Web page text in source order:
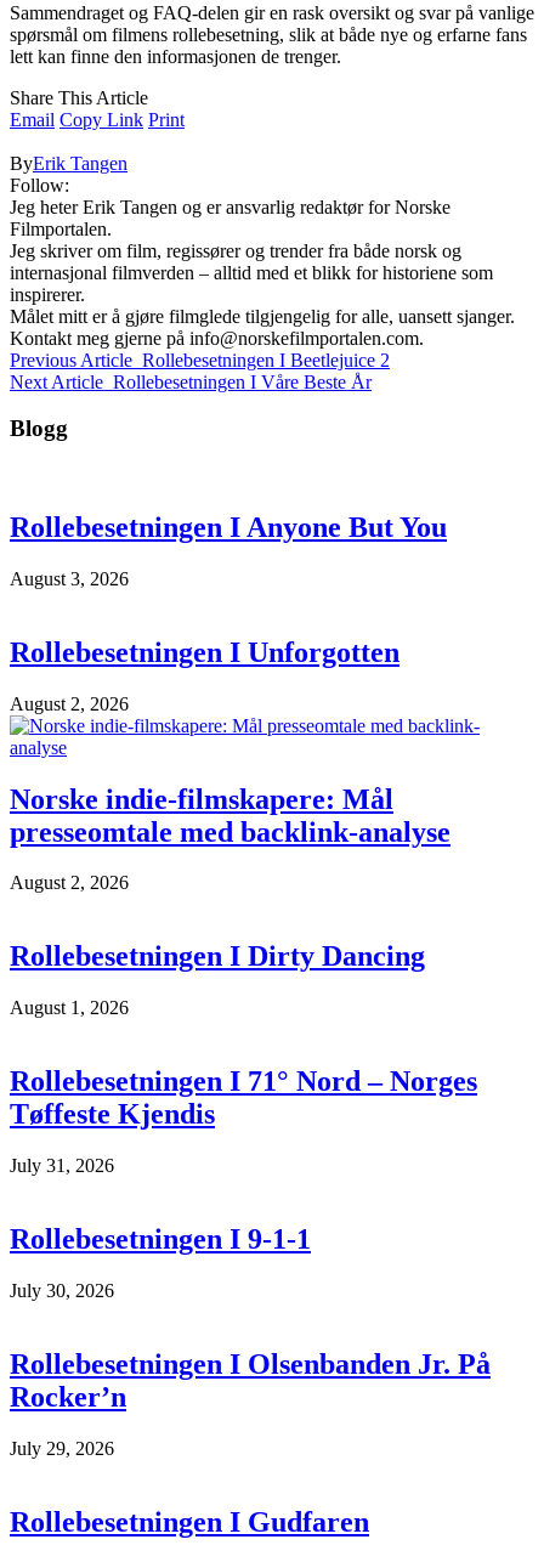
Sammendraget og FAQ-delen gir en rask oversikt og svar på vanlige
spørsmål om filmens rollebesetning, slik at både nye og erfarne fans
lett kan finne den informasjonen de trenger.
Share This Article
Email Copy Link Print
ByErik Tangen
Follow:
Jeg heter Erik Tangen og er ansvarlig redaktør for Norske
Filmportalen.
Jeg skriver om film, regissører og trender fra både norsk og
internasjonal filmverden – alltid med et blikk for historiene som
inspirerer.
Målet mitt er å gjøre filmglede tilgjengelig for alle, uansett sjanger.
Kontakt meg gjerne på info@norskefilmportalen.com.
Previous Article Rollebesetningen I Beetlejuice 2
Next Article Rollebesetningen I Våre Beste År
Blogg
Rollebesetningen I Anyone But You
August 3, 2026
Rollebesetningen I Unforgotten
August 2, 2026
Norske indie-filmskapere: Mål
presseomtale med backlink-analyse
August 2, 2026
Rollebesetningen I Dirty Dancing
August 1, 2026
Rollebesetningen I 71° Nord – Norges
Tøffeste Kjendis
July 31, 2026
Rollebesetningen I 9-1-1
July 30, 2026
Rollebesetningen I Olsenbanden Jr. På
Rocker’n
July 29, 2026
Rollebesetningen I Gudfaren